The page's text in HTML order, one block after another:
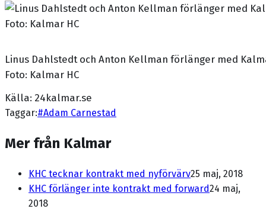
Linus Dahlstedt och Anton Kellman förlänger med
Foto: Kalmar HC
Källa: 24kalmar.se
Taggar:#Adam Carnestad
Mer från Kalmar
KHC tecknar kontrakt med nyförvärv25 maj, 2018
KHC förlänger inte kontrakt med forward24 maj,
2018